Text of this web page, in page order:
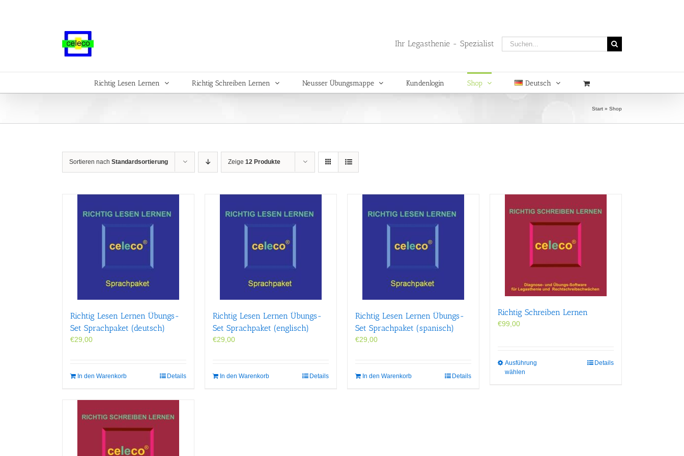
Ihr Legasthenie - Spezialist
Suche
nach:
Richtig Lesen Lernen Richtig Schreiben Lernen Neusser Übungsmappe Kundenlogin Shop Deutsch
Start » Shop
Sortieren nach Standardsortierung Zeige 12 Produkte
Richtig Lesen Lernen Übungs-
Set Sprachpaket (deutsch)
€29,00
In den Warenkorb Details
Richtig Lesen Lernen Übungs-
Set Sprachpaket (englisch)
€29,00
In den Warenkorb Details
Richtig Lesen Lernen Übungs-
Set Sprachpaket (spanisch)
€29,00
In den Warenkorb Details
Richtig Schreiben Lernen
€99,00
Ausführung
wählen
Details